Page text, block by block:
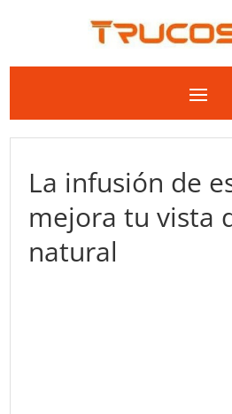
La infusión de
mejora tu vista
natural